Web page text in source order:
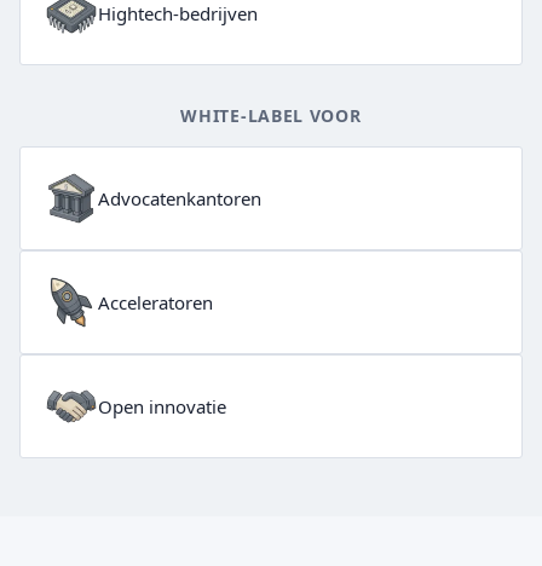
Hightech-bedrijven
WHITE-LABEL VOOR
Advocatenkantoren
Acceleratoren
Open innovatie